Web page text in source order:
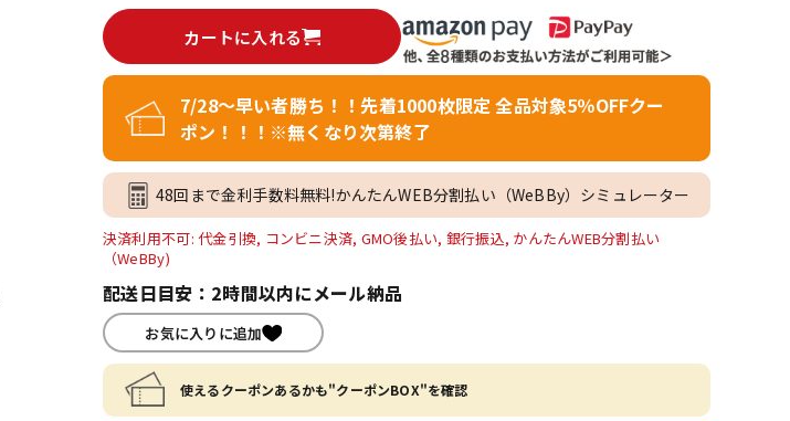
カートに入れる
7/28～早い者勝ち！！先着1000枚限定 全品対象5％OFFクー
ポン！！！※無くなり次第終了
48回まで金利手数料無料!かんたんWEB分割払い（WeBBy）シミュレーター
決済利用不可: 代金引換, コンビニ決済, GMO後払い, 銀行振込, かんたんWEB分割払い
（WeBBy)
配送日目安：2時間以内にメール納品
お気に入りに追加
使えるクーポンあるかも"クーポンBOX"を確認